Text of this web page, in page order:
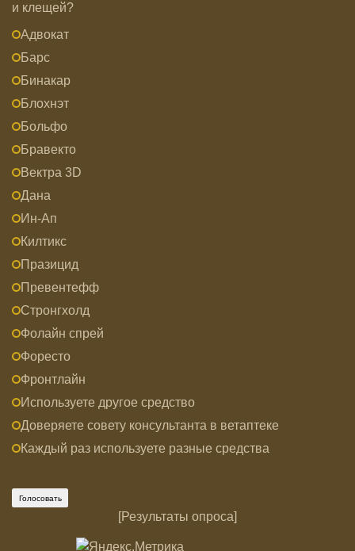
и клещей?
Адвокат
Барс
Бинакар
Блохнэт
Больфо
Бравекто
Вектра 3D
Дана
Ин-Ап
Килтикс
Празицид
Превентефф
Стронгхолд
Фолайн спрей
Форесто
Фронтлайн
Используете другое средство
Доверяете совету консультанта в ветаптеке
Каждый раз используете разные средства
[Результаты опроса]